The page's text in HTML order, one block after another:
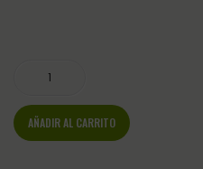
AÑADIR AL CARRITO